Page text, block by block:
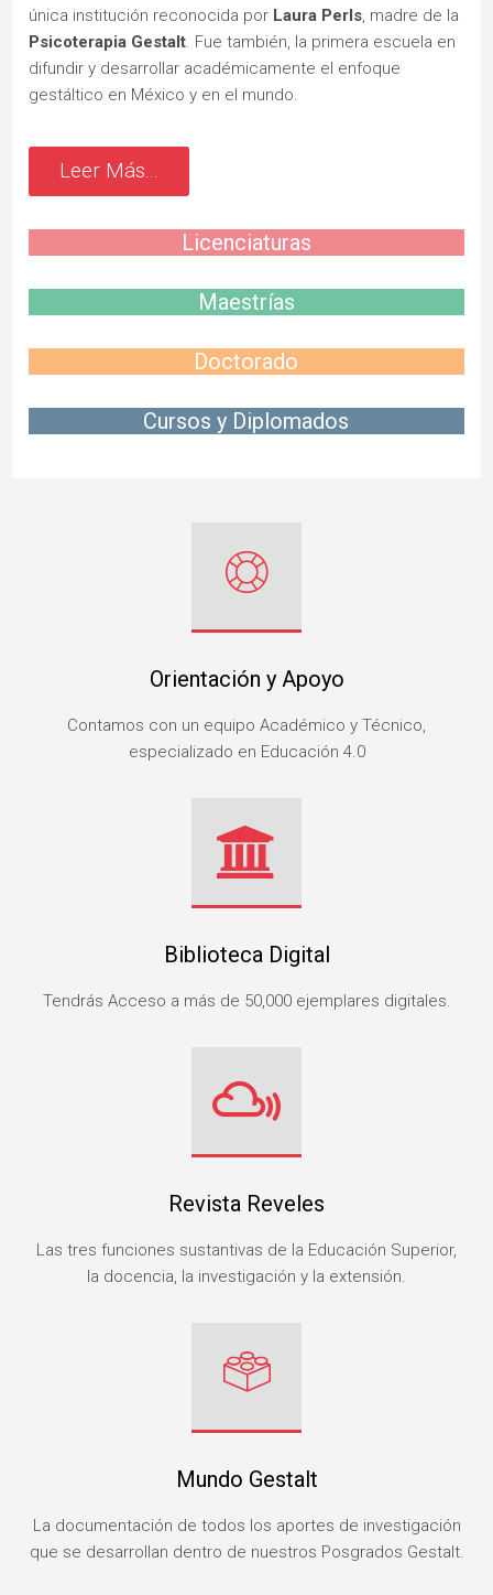
única institución reconocida por Laura Perls, madre de la
Psicoterapia Gestalt. Fue también, la primera escuela en
difundir y desarrollar académicamente el enfoque
gestáltico en México y en el mundo.
Leer Más...
Licenciaturas
Maestrías
Doctorado
Cursos y Diplomados
Orientación y Apoyo
Contamos con un equipo Académico y Técnico,
especializado en Educación 4.0
Biblioteca Digital
Tendrás Acceso a más de 50,000 ejemplares digitales.
Revista Reveles
Las tres funciones sustantivas de la Educación Superior,
la docencia, la investigación y la extensión.
Mundo Gestalt
La documentación de todos los aportes de investigación
que se desarrollan dentro de nuestros Posgrados Gestalt.